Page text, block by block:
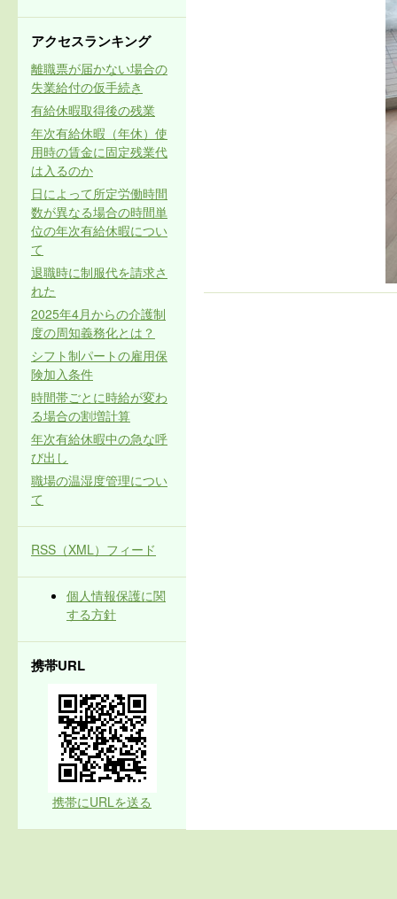
アクセスランキング
離職票が届かない場合の
失業給付の仮手続き
有給休暇取得後の残業
年次有給休暇（年休）使
用時の賃金に固定残業代
は入るのか
日によって所定労働時間
数が異なる場合の時間単
位の年次有給休暇につい
て
退職時に制服代を請求さ
れた
2025年4月からの介護制
度の周知義務化とは？
シフト制パートの雇用保
険加入条件
時間帯ごとに時給が変わ
る場合の割増計算
年次有給休暇中の急な呼
び出し
職場の温湿度管理につい
て
RSS（XML）フィード
個人情報保護に関
する方針
携帯URL
携帯にURLを送る